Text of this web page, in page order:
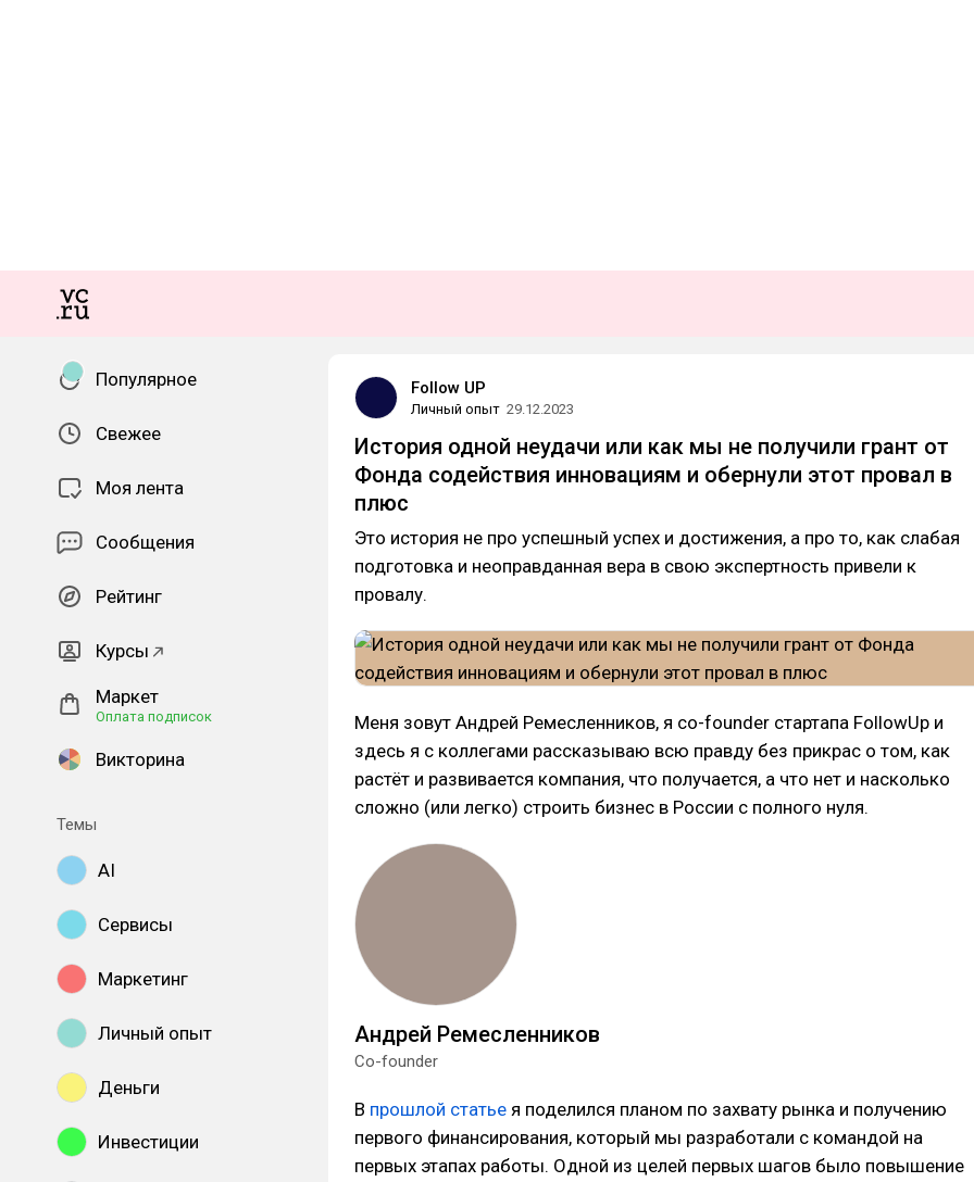
Популярное
Свежее
Моя лента
Сообщения
Рейтинг
Курсы
Маркет
Оплата подписок
Викторина
Темы
AI
Сервисы
Маркетинг
Личный опыт
Деньги
Инвестиции
Follow UP
Личный опыт 29.12.2023
История одной неудачи или как мы не получили грант от
Фонда содействия инновациям и обернули этот провал в
плюс
Это история не про успешный успех и достижения, а про то, как слабая
подготовка и неоправданная вера в свою экспертность привели к
провалу.
Меня зовут Андрей Ремесленников, я co-founder стартапа FollowUp и
здесь я с коллегами рассказываю всю правду без прикрас о том, как
растёт и развивается компания, что получается, а что нет и насколько
сложно (или легко) строить бизнес в России с полного нуля.
Андрей Ремесленников
Co-founder
В прошлой статье я поделился планом по захвату рынка и получению
первого финансирования, который мы разработали с командой на
первых этапах работы. Одной из целей первых шагов было повышение